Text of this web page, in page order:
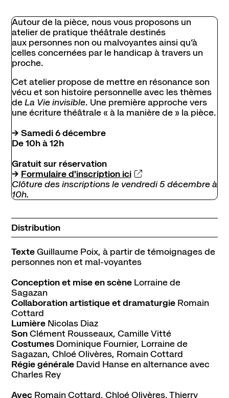
Autour de la pièce, nous vous proposons un
atelier de pratique théâtrale destinés
aux personnes non ou malvoyantesainsi qu’à
celles concernées par le handicap à travers un
proche.
Cet atelier propose de mettre en résonance son
vécu et son histoire personnelle avec les thèmes
deLa Vie invisible. Une première approche vers
une écriture théâtrale « à la manière de » la pièce.
→ Samedi 6 décembre
De 10h à 12h
Gratuit sur réservation
→ Formulaire d'inscription ici
Clôture des inscriptions le vendredi 5 décembre à
10h.
Distribution
TexteGuillaume Poix, à partir de témoignages de
personnes non et mal-voyantes
Conception et mise en scèneLorraine de
Sagazan
Collaboration artistique et dramaturgieRomain
Cottard
LumièreNicolas Diaz
SonClément Rousseaux, Camille Vitté
CostumesDominique Fournier, Lorraine de
Sagazan, Chloé Olivères, Romain Cottard
Régie généraleDavid Hanse en alternance avec
Charles Rey
AvecRomain Cottard, Chloé Olivères, Thierry